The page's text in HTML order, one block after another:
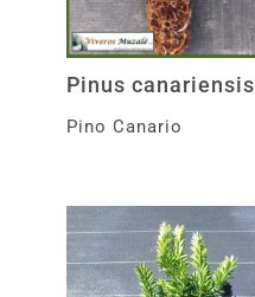
Pinus canariensis
Pino Canario